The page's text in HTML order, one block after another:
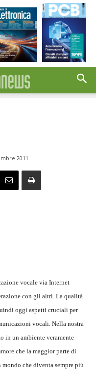
2011
vocale via Internet
con gli altri. La qualità
oggi aspetti cruciali per
vocali. Nella nostra
in un ambiente veramente
che la maggior parte di
che diventa sempre più